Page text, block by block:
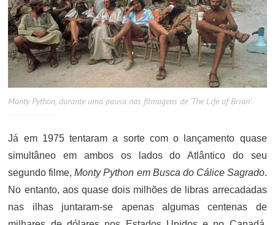
Monty Python, durante uma pausa nas filmagens de ‘The Life of Brian’
Já em 1975 tentaram a sorte com o lançamento quase
simultâneo em ambos os lados do Atlântico do seu
segundo filme, Monty Python em Busca do Cálice Sagrado.
No entanto, aos quase dois milhões de libras arrecadadas
nas ilhas juntaram-se apenas algumas centenas de